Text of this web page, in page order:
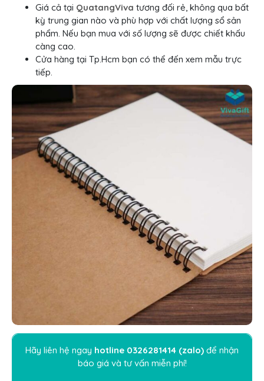
Giá cả tại QuatangViva tương đối rẻ, không qua bất
kỳ trung gian nào và phù hợp với chất lượng sổ sản
phẩm. Nếu bạn mua với số lượng sẽ được chiết khấu
càng cao.
Cửa hàng tại Tp.Hcm bạn có thể đến xem mẫu trực
tiếp.
Hãy liên hệ ngay hotline 0326281414 (zalo) để nhận
báo giá và tư vấn miễn phí!